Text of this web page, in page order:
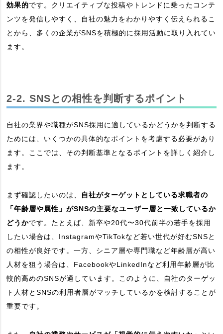
効果的です。クリエイティブな投稿やトレンドに乗ったコンテ
ンツを発信しやすく、自社の魅力をわかりやすく伝えられるこ
とから、多くの企業がSNSを積極的に採用活動に取り入れてい
ます。
2-2. SNSとの相性を判断するポイント
自社の業界や職種がSNS採用に適しているかどうかを判断する
ためには、いくつかの具体的なポイントを考慮する必要があり
ます。ここでは、その判断基準となるポイントを詳しく紹介し
ます。
まず確認したいのは、
自社がターゲットとしている求職者の
「年齢層や属性」がSNSの主要なユーザー層と一致しているか
どうかです。たとえば、新卒や20代〜30代前半の若手を採用
したい場合は、InstagramやTikTokなど若い世代が好むSNSと
の相性が良好です。一方、シニア層や専門職など年齢層が高い
人材を狙う場合は、FacebookやLinkedInなど利用年齢層が比
較的高めのSNSが適しています。このように、自社のターゲッ
ト人材とSNSの利用者層がマッチしているかを検討することが
重要です。